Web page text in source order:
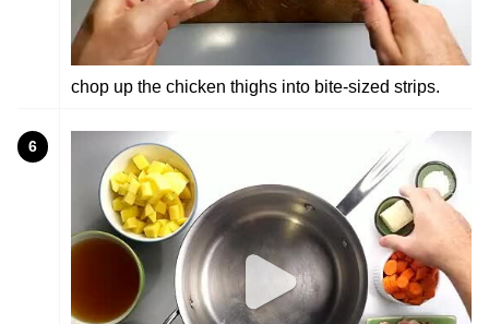
chop up the chicken thighs into bite-sized strips.
6